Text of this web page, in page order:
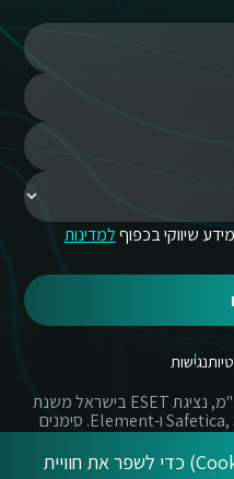
אנחנו משתמשים בעוגיות (Cookies) כדי לשפר את חוויית
שיווקי בכפוףלמדינות
נגישות
© כל הזכויות שמורות לקומסקיור בע"מ, נציגת ESET בישראל משנת
2004 והמפיצה הרשמית של Safetica, SURF ו-Element. סימנים
סימנים מסחריים או מותגים
הרשומות.